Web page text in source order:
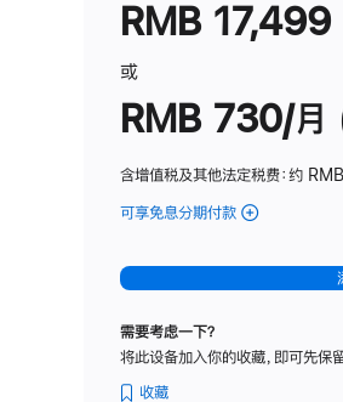
RMB 17,499
或
RMB 730/月
含增值税及其他法定税费：约
可享免息分期付款 (Studio
-
纳
理
需要考虑一下？
将此设备加入你的收藏，即可先保
收藏